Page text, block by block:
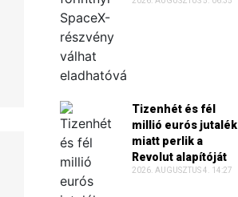
Tizenhét és fél
millió eurós jutalék
miatt perlik a
Revolut alapítóját
2026. AUGUSZTUS 4. 14:27